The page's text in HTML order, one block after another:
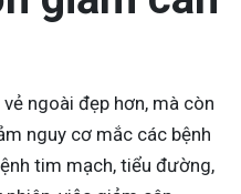
ngoài đẹp hơn, mà còn
nguy cơ mắc các bệnh
tim mạch, tiểu đường,